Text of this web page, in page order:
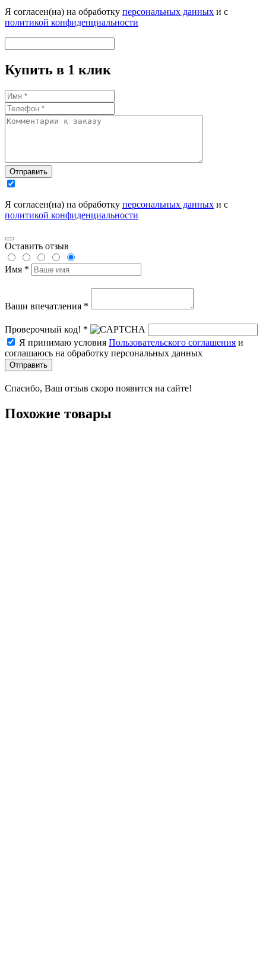
Я согласен(на) на обработку персональных данных и с
политикой конфиденциальности
Купить в 1 клик
Отправить
Я согласен(на) на обработку персональных данных и с
политикой конфиденциальности
Оставить отзыв
Имя *
Ваши впечатления *
Проверочный код! *
Я принимаю условия Пользовательского соглашения и
соглашаюсь на обработку персональных данных
Отправить
Спасибо, Ваш отзыв скоро появится на сайте!
Похожие товары